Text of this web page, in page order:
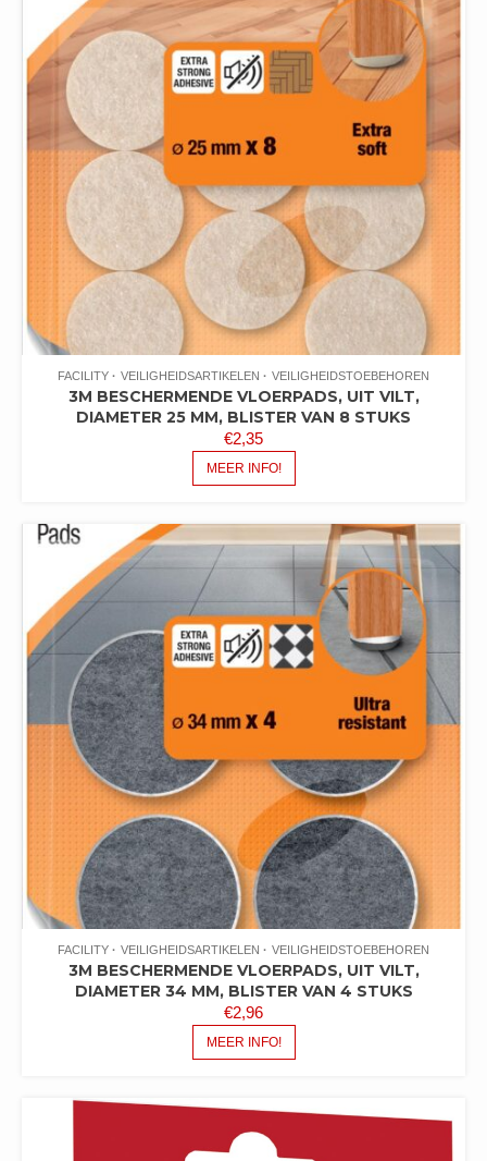
FACILITY VEILIGHEIDSARTIKELEN VEILIGHEIDSTOEBEHOREN
3M BESCHERMENDE VLOERPADS, UIT VILT,
DIAMETER 25 MM, BLISTER VAN 8 STUKS
€2,35
MEER INFO!
FACILITY VEILIGHEIDSARTIKELEN VEILIGHEIDSTOEBEHOREN
3M BESCHERMENDE VLOERPADS, UIT VILT,
DIAMETER 34 MM, BLISTER VAN 4 STUKS
€2,96
MEER INFO!